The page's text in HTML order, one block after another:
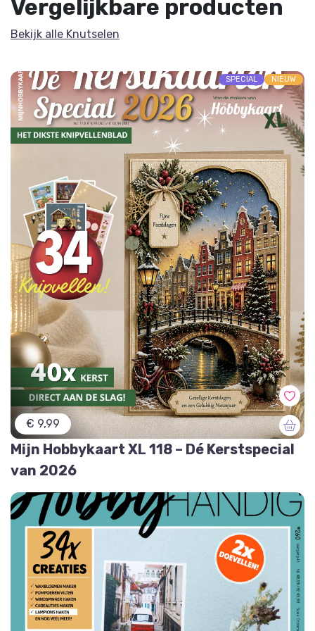
Vergelijkbare producten
Bekijk alle Knutselen
SPECIAL NIEUW
€ 9,99
Mijn Hobbykaart XL 118 – Dé Kerstspecial
van 2026